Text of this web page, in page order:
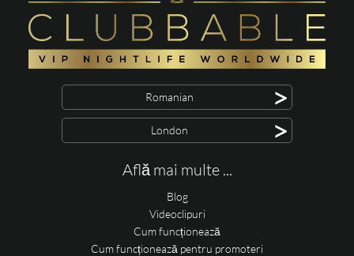
Romanian >
London >
Află mai multe ...
Blog
Videoclipuri
Cum funcționează
Cum funcționează pentru promoteri